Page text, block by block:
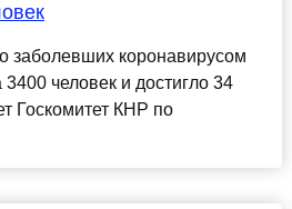
заболевших коронавирусом
человек и достигло 34
Госкомитет КНР по